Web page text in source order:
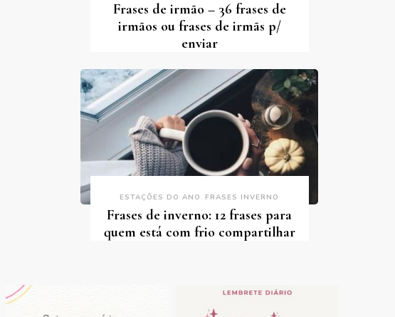
Frases de irmão – 36 frases de
irmãos ou frases de irmãs p/
enviar
ESTAÇÕES DO ANO FRASES INVERNO
Frases de inverno: 12 frases para
quem está com frio compartilhar